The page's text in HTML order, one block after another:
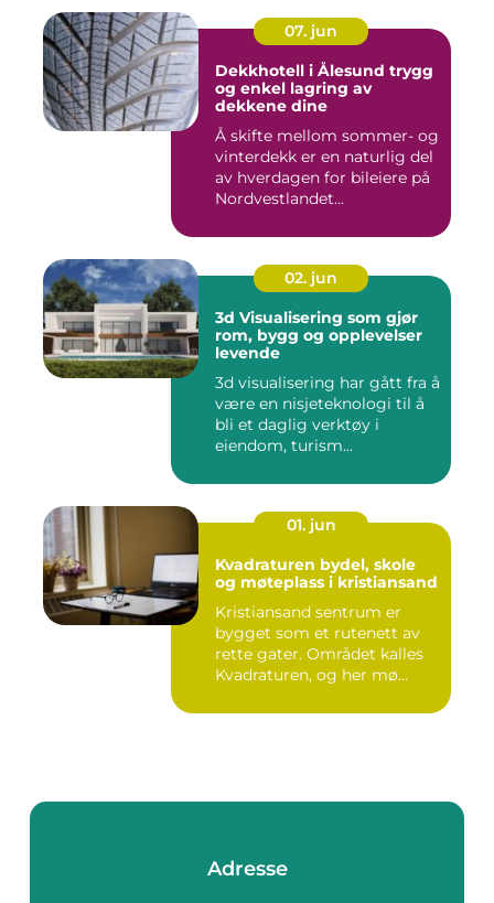
07. jun
Dekkhotell i Ålesund trygg
og enkel lagring av
dekkene dine
Å skifte mellom sommer- og
vinterdekk er en naturlig del
av hverdagen for bileiere på
Nordvestlandet...
02. jun
3d Visualisering som gjør
rom, bygg og opplevelser
levende
3d visualisering har gått fra å
være en nisjeteknologi til å
bli et daglig verktøy i
eiendom, turism...
01. jun
Kvadraturen bydel, skole
og møteplass i kristiansand
Kristiansand sentrum er
bygget som et rutenett av
rette gater. Området kalles
Kvadraturen, og her mø...
Adresse